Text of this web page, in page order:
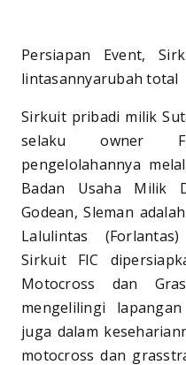
Persiapan Event,
lintasannyarubah total
Sirkuit pribadi milik
selaku owner
pengelolahannya
Badan Usaha Milik
Godean, Sleman
Lalulintas
Sirkuit FIC
Motocross dan
mengelilingi
juga dalam
motocross dan